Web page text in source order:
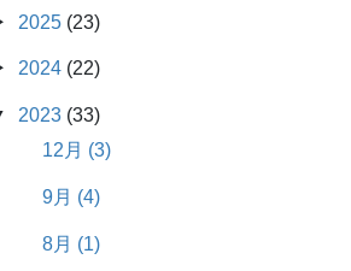
2025 (23)
2024 (22)
2023 (33)
12月 (3)
9月 (4)
8月 (1)